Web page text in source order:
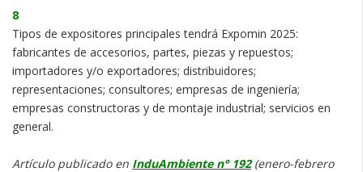
8
Tipos de expositores principales tendrá Expomin 2025:
fabricantes de accesorios, partes, piezas y repuestos;
importadores y/o exportadores; distribuidores;
representaciones; consultores; empresas de ingeniería;
empresas constructoras y de montaje industrial; servicios en
general.
Artículo publicado en InduAmbiente n° 192(enero-febrero